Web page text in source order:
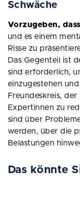
Schwäche
Vorzugeben,
und es einem
Risse zu
Das Gegenteil ist
sind erforderlich,
einzugestehen
Freundeskreis,
Expertinnen zu
sind über
werden, über die
Belastungen
Das könnte